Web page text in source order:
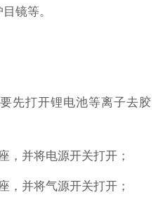
镜等。
先打开锂电池等离子去胶
，并将电源开关打开；
，并将气源开关打开；